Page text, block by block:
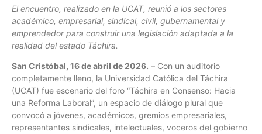
El encuentro, realizado en la UCAT, reunió a los sectores
académico, empresarial, sindical, civil, gubernamental y
emprendedor para construir una legislación adaptada a la
realidad del estado Táchira.
San Cristóbal, 16 de abril de 2026. – Con un auditorio
completamente lleno, la Universidad Católica del Táchira
(UCAT) fue escenario del foro “Táchira en Consenso: Hacia
una Reforma Laboral”, un espacio de diálogo plural que
convocó a jóvenes, académicos, gremios empresariales,
representantes sindicales, intelectuales, voceros del gobierno